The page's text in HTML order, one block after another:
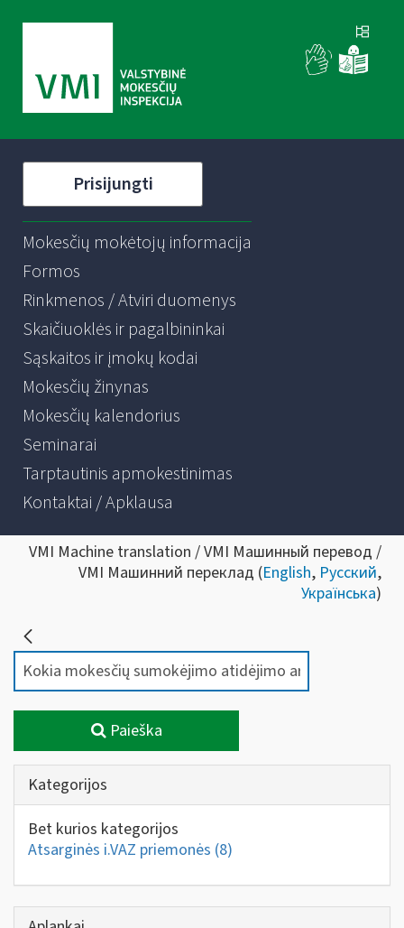
Prisijungti
Mokesčių mokėtojų informacija
Formos
Rinkmenos / Atviri duomenys
Skaičiuoklės ir pagalbininkai
Sąskaitos ir įmokų kodai
Mokesčių žinynas
Mokesčių kalendorius
Seminarai
Tarptautinis apmokestinimas
Kontaktai / Apklausa
VMI Machine translation / VMI Машинный перевод /
VMI Машинний переклад (English, Русский,
Українська)
Paieška
Kategorijos
Bet kurios kategorijos
Atsarginės i.VAZ priemonės (8)